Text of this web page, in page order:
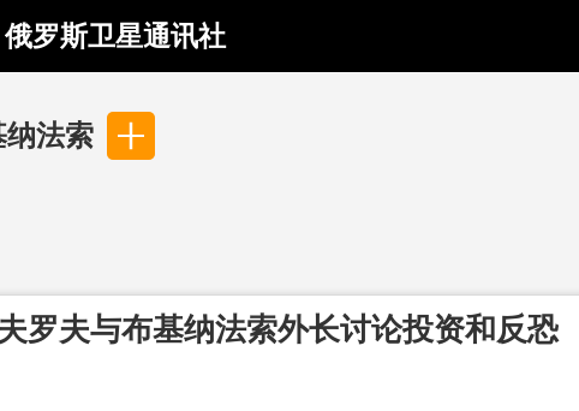
俄罗斯卫星通讯社
法索
罗夫与布基纳法索外长讨论投资和反恐